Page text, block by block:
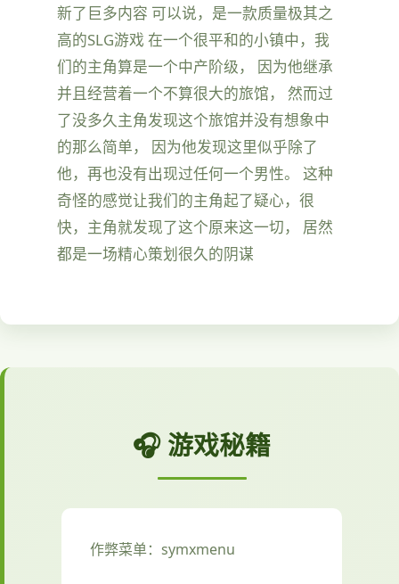
新了巨多内容 可以说，是一款质量极其之
高的SLG游戏 在一个很平和的小镇中，我
们的主角算是一个中产阶级， 因为他继承
并且经营着一个不算很大的旅馆， 然而过
了没多久主角发现这个旅馆并没有想象中
的那么简单， 因为他发现这里似乎除了
他，再也没有出现过任何一个男性。 这种
奇怪的感觉让我们的主角起了疑心，很
快，主角就发现了这个原来这一切， 居然
都是一场精心策划很久的阴谋
🎧 游戏秘籍
作弊菜单：symxmenu